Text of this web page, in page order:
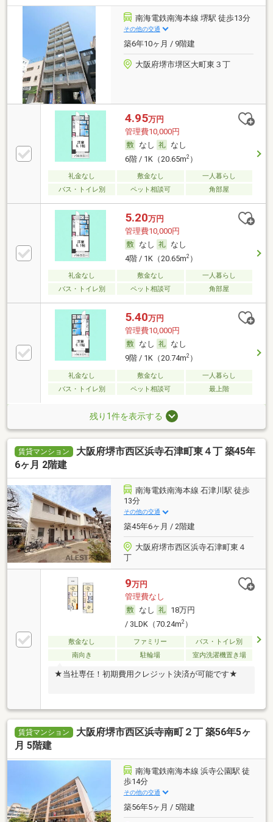
南海電鉄南海本線 堺駅 徒歩13分
その他の交通
築6年10ヶ月 / 9階建
大阪府堺市堺区大町東３丁
4.95万円
管理費10,000円
なし
なし
6階 / 1K（20.65m2）
礼金なし 敷金なし
一人暮らし
バス・トイレ別
ペット相談可 角部屋
5.20万円
管理費10,000円
なし
なし
4階 / 1K（20.65m2）
礼金なし 敷金なし
一人暮らし
バス・トイレ別
ペット相談可 角部屋
5.40万円
管理費10,000円
なし
なし
9階 / 1K（20.74m2）
礼金なし 敷金なし
一人暮らし
バス・トイレ別
ペット相談可 最上階
残り1件を表示する
賃貸マンション
大阪府堺市西区浜寺石津町東４丁 築45年
6ヶ月 2階建
南海電鉄南海本線 石津川駅 徒歩
13分
その他の交通
築45年6ヶ月 / 2階建
大阪府堺市西区浜寺石津町東４
丁
9万円
管理費なし
なし
18万円
/ 3LDK（70.24m2）
敷金なし ファミリー
バス・トイレ別
南向き
駐輪場 室内洗濯機置き場
★当社専任！初期費用クレジット決済が可能です★
賃貸マンション
大阪府堺市西区浜寺南町２丁 築56年5ヶ
月 5階建
南海電鉄南海本線 浜寺公園駅 徒
歩14分
その他の交通
築56年5ヶ月 / 5階建